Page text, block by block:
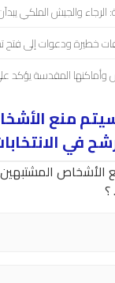
الرجاء والجيش الملكي
خطيرة ودعوات إلى
وأماكنها المقدسة يؤكد
منع
في
الأشخاص
؟